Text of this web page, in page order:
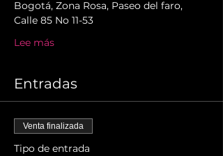
Bogotá, Zona Rosa, Paseo del faro,
Calle 85 No 11-53
Lee más
Entradas
Venta finalizada
Tipo de entrada